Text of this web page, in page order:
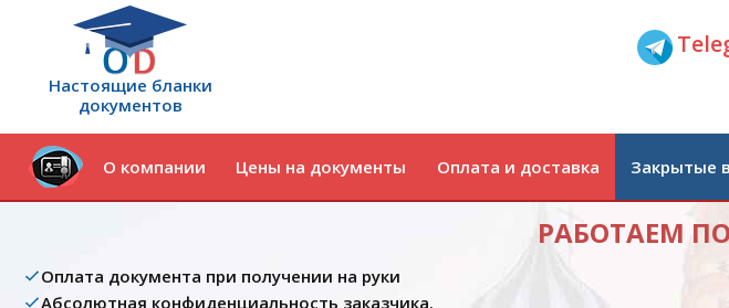
Настоящие бланки
документов
О компании Цены на документы Оплата и доставка Закрытые
РАБОТАЕМ
Оплата документа при получении на руки
Абсолютная конфиденциальность заказчика.